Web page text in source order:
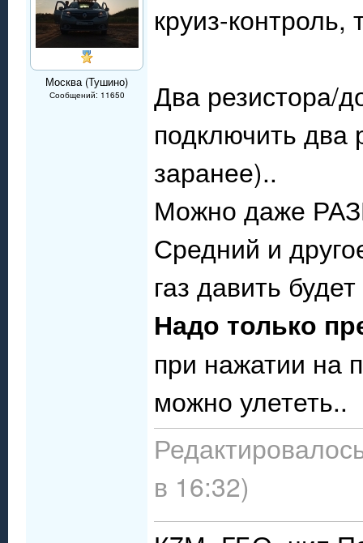
Москва (Тушино)
Сообщений: 11650
круиз-
Два резистора/
подключить два
заранее)..
Можно даже
Средний и
газ давить
Надо только
при нажатии на
можно улететь..
в 16:32)